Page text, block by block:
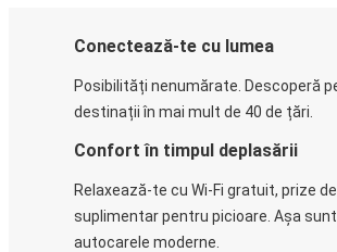
Conectează-te cu lumea
Posibilități nenumărate. Descoperă
destinații în mai mult de 40 de țări.
Confort în timpul deplasării
Relaxează-te cu Wi-Fi gratuit, prize
suplimentar pentru picioare. Așa
autocarele moderne.